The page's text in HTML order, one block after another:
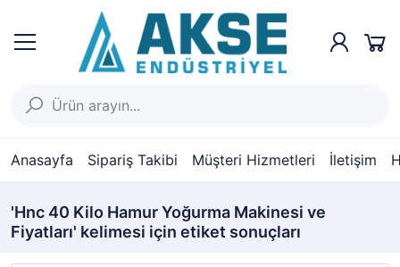
Anasayfa Sipariş Takibi Müşteri Hizmetleri İletişim
'Hnc 40 Kilo Hamur Yoğurma Makinesi ve
Fiyatları' kelimesi için etiket sonuçları